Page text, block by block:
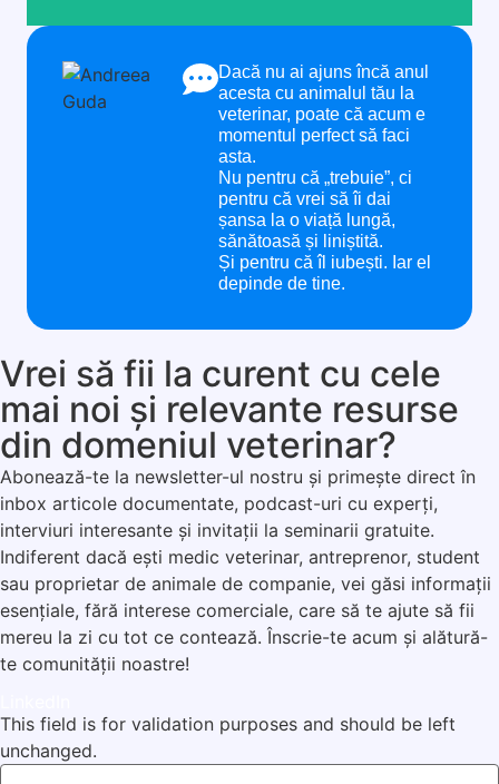
Dacă nu ai ajuns încă anul
acesta cu animalul tău la
veterinar, poate că acum e
momentul perfect să faci
asta.
Nu pentru că „trebuie”, ci
pentru că vrei să îi dai
șansa la o viață lungă,
sănătoasă și liniștită.
Și pentru că îl iubești. Iar el
depinde de tine.
Vrei să fii la curent cu cele
mai noi și relevante resurse
din domeniul veterinar?
Abonează-te la newsletter-ul nostru și primește direct în
inbox articole documentate, podcast-uri cu experți,
interviuri interesante și invitații la seminarii gratuite.
Indiferent dacă ești medic veterinar, antreprenor, student
sau proprietar de animale de companie, vei găsi informații
esențiale, fără interese comerciale, care să te ajute să fii
mereu la zi cu tot ce contează. Înscrie-te acum și alătură-
te comunității noastre!
This field is for validation purposes and should be left
unchanged.